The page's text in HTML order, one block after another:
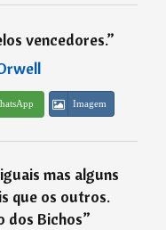
vencedores.”
Imagem
mas alguns
que os outros.
dos Bichos”